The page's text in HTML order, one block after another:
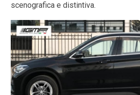
scenografica e distintiva.